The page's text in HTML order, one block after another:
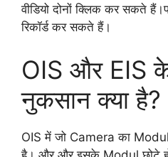
वीडियो दोनों क्लिक कर सकते
रिकॉर्ड कर सकते हैं।
OIS और EIS
नुकसान क्या है?
OIS में जो Camera का Modul